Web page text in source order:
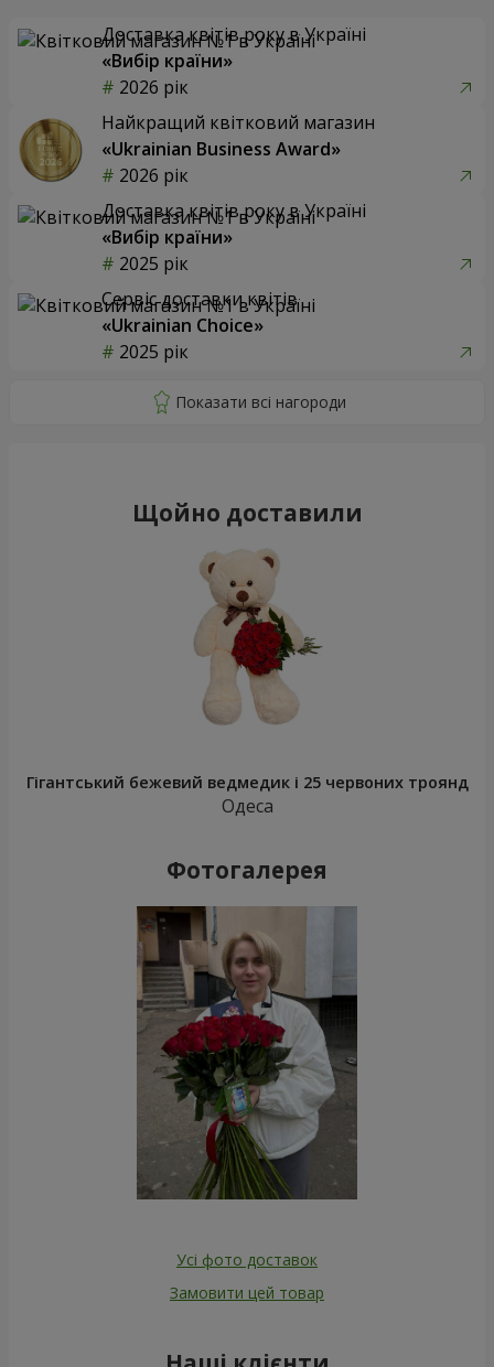
Доставка квітів року в Україні
«Вибір країни»
2026 рік
Найкращий квітковий магазин
«Ukrainian Business Award»
2026 рік
Доставка квітів року в Україні
«Вибір країни»
2025 рік
Сервіс доставки квітів
«Ukrainian Choice»
2025 рік
Щойно доставили
Гігантський бежевий ведмедик і 25 червоних троянд
Одеса
Фотогалерея
Усі фото доставок
Замовити цей товар